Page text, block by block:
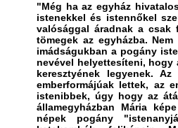
"Még ha az egyház
istenekkel és istennőkel
valósággal áradnak a csak
tömegek az egyházba.
imádságukban a pogány
nevével helyettesíteni, hogy
keresztyének legyenek.
emberformájúak lettek, az
istenibbek, úgy hogy az
államegyházban Mária
népek pogány